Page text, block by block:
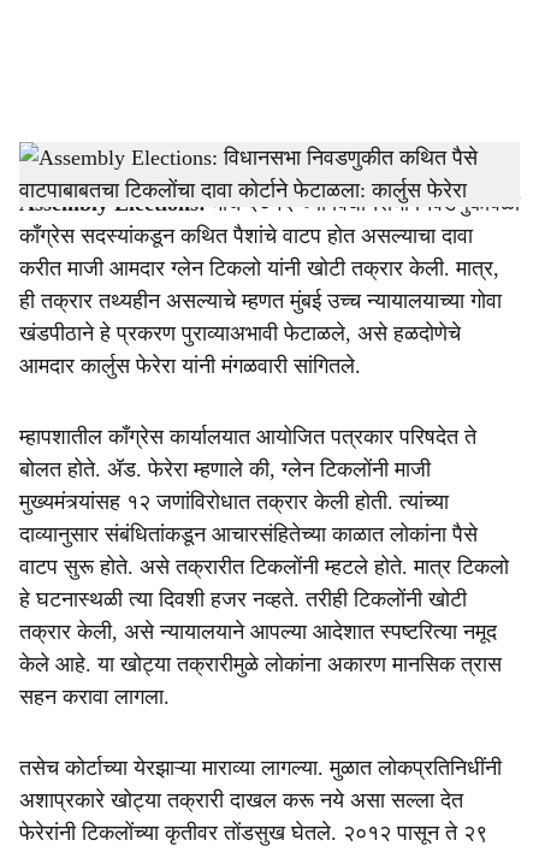
h
a
r
e
Carlos Ferreira-Dainik Gomantak
Assembly Elections:मार्च २०१२ च्या विधानसभा निवडणुकीवेळी
काँग्रेस सदस्यांकडून कथित पैशांचे वाटप होत असल्याचा दावा
करीत माजी आमदार ग्लेन टिकलो यांनी खोटी तक्रार केली. मात्र,
ही तक्रार तथ्यहीन असल्याचे म्हणत मुंबई उच्च न्यायालयाच्या गोवा
खंडपीठाने हे प्रकरण पुराव्याअभावी फेटाळले, असे हळदोणेचे
आमदार कार्लुस फेरेरा यांनी मंगळवारी सांगितले.
म्हापशातील काँग्रेस कार्यालयात आयोजित पत्रकार परिषदेत ते
बोलत होते. अ‍ॅड. फेरेरा म्हणाले की, ग्लेन टिकलोंनी माजी
मुख्यमंत्र्यांसह १२ जणांविरोधात तक्रार केली होती. त्यांच्या
दाव्यानुसार संबंधितांकडून आचारसंहितेच्या काळात लोकांना पैसे
वाटप सुरू होते. असे तक्रारीत टिकलोंनी म्हटले होते. मात्र टिकलो
हे घटनास्थळी त्या दिवशी हजर नव्हते. तरीही टिकलोंनी खोटी
तक्रार केली, असे न्यायालयाने आपल्या आदेशात स्पष्टरित्या नमूद
केले आहे. या खोट्या तक्रारीमुळे लोकांना अकारण मानसिक त्रास
सहन करावा लागला.
तसेच कोर्टाच्या येरझाऱ्या माराव्या लागल्या. मुळात लोकप्रतिनिधींनी
अशाप्रकारे खोट्या तक्रारी दाखल करू नये असा सल्ला देत
फेरेरांनी टिकलोंच्या कृतीवर तोंडसुख घेतले. २०१२ पासून ते २९